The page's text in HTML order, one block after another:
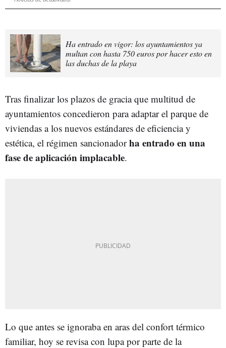
Ha entrado en vigor: los ayuntamientos ya
multan con hasta 750 euros por hacer esto en
las duchas de la playa
Tras finalizar los plazos de gracia que multitud de
ayuntamientos concedieron para adaptar el parque de
viviendas a los nuevos estándares de eficiencia y
estética, el régimen sancionadorha entrado en una
fase de aplicación implacable.
Lo que antes se ignoraba en aras del confort térmico
familiar, hoy se revisa con lupa por parte de la